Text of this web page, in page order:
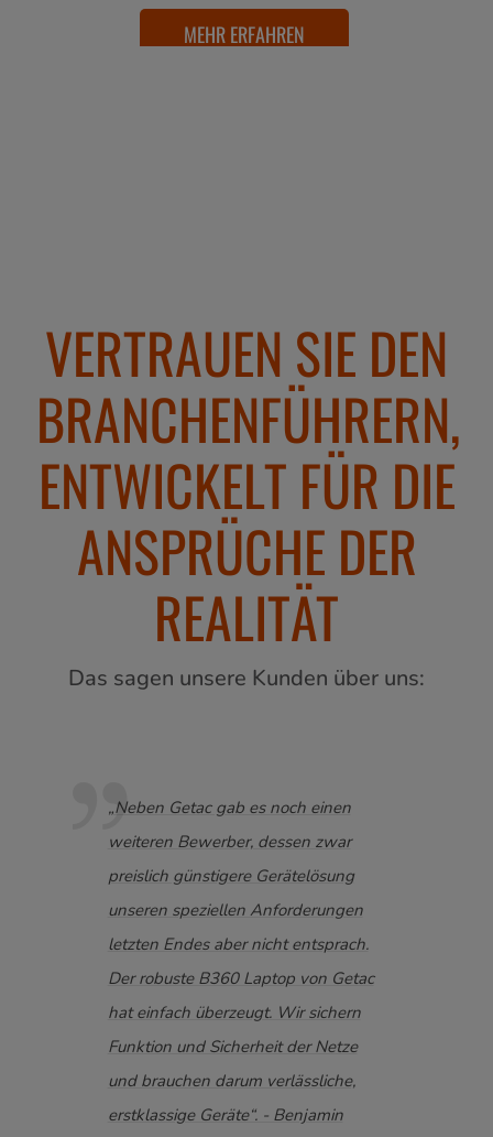
MEHR ERFAHREN
MEHR ERFAHREN
MEHR ERFAHREN
MEHR ERFAHREN
MEHR ERFAHREN
MEHR ERFAHREN
VERTRAUEN SIE DEN
BRANCHENFÜHRERN,
ENTWICKELT FÜR DIE
ANSPRÜCHE DER
REALITÄT
Das sagen unsere Kunden über uns:
„Neben Getac gab es noch einen
weiteren Bewerber, dessen zwar
preislich günstigere Gerätelösung
unseren speziellen Anforderungen
letzten Endes aber nicht entsprach.
Der robuste B360 Laptop von Getac
hat einfach überzeugt. Wir sichern
Funktion und Sicherheit der Netze
und brauchen darum verlässliche,
erstklassige Geräte“. - Benjamin